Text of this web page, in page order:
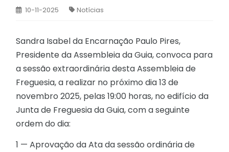
10-11-2025 Notícias
Sandra Isabel da Encarnação Paulo Pires,
Presidente da Assembleia da Guia, convoca para
a sessão extraordinária desta Assembleia de
Freguesia, a realizar no próximo dia 13 de
novembro 2025, pelas 19:00 horas, no edifício da
Junta de Freguesia da Guia, com a seguinte
ordem do dia:
1 — Aprovação da Ata da sessão ordinária de